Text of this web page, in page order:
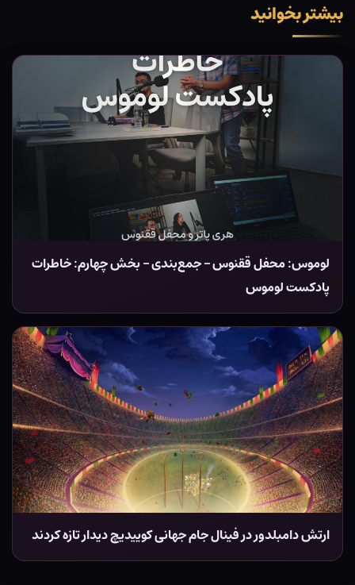
بیشتر بخوانید
لوموس: محفل ققنوس – جمع‌بندی – بخش چهارم: خاطرات
پادکست لوموس
ارتش دامبلدور در فینال جام جهانی کوییدیچ دیدار تازه کردند